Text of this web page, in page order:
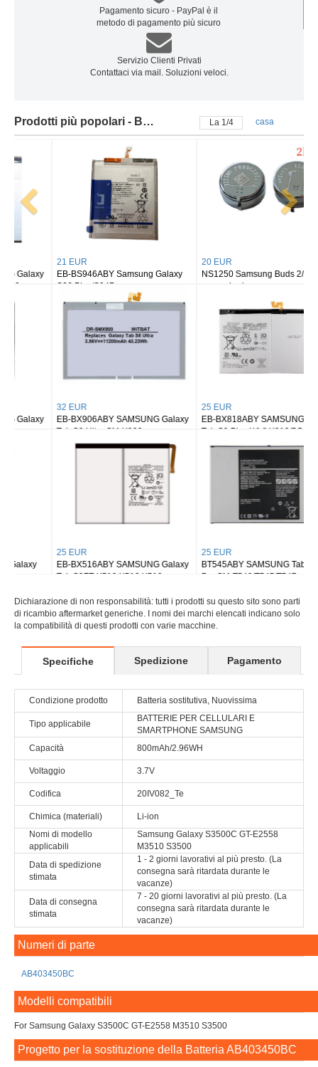
Pagamento sicuro - PayPal è il
metodo di pagamento più sicuro
Servizio Clienti Privati
Contattaci via mail. Soluzioni veloci.
Prodotti più popolari - Batteria samsung La 2/4 casa
EB-BS946ABY Samsung Galaxy
S26 Plus/S947
NS1250 Samsung Buds 2/ buds 2
EB-BX906ABY SAMSUNG Galaxy
Tab S8 Ultra SM-X900
EB-BX818ABY SAMSUNG Galaxy
Tab S9 Plus Wi-fi X810/5G X816
EB-BX516ABY SAMSUNG Galaxy
Tab S9FE X510 X516 X518
BT545ABY SAMSUNG Tab Active
Pro SM-T540/T545/T547
Dichiarazione di non responsabilità: tutti i prodotti su questo sito sono parti
di ricambio aftermarket generiche. I nomi dei marchi elencati indicano solo
la compatibilità di questi prodotti con varie macchine.
Specifiche Spedizione Pagamento
Condizione prodotto Batteria sostitutiva, Nuovissima
Tipo applicabile
BATTERIE PER CELLULARI E
SMARTPHONE SAMSUNG
Capacità
800mAh/2.96WH
Voltaggio 3.7V
Codifica 20IV082_Te
Chimica (materiali)
Li-ion
Nomi di modello
applicabili
Samsung Galaxy S3500C GT-E2558
M3510 S3500
Data di spedizione
stimata
1 - 2 giorni lavorativi al più presto. (La
consegna sarà ritardata durante le
vacanze)
Data di consegna
stimata
7 - 20 giorni lavorativi al più presto. (La
consegna sarà ritardata durante le
vacanze)
Numeri di parte
AB403450BC
Modelli compatibili
For Samsung Galaxy S3500C GT-E2558 M3510 S3500
Progetto per la sostituzione della Batteria AB403450BC